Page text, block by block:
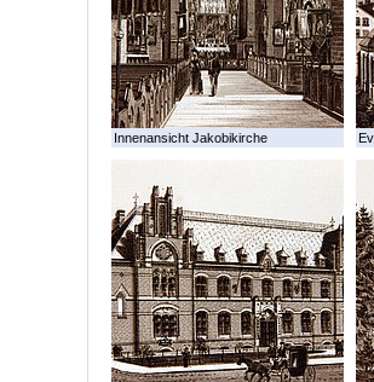
Innenansicht Jakobikirche